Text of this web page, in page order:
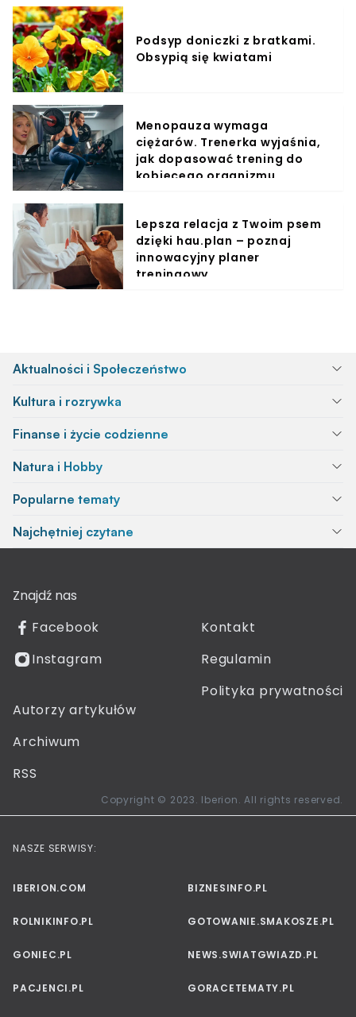
Podsyp doniczki z bratkami.
Obsypią się kwiatami
Menopauza wymaga
ciężarów. Trenerka wyjaśnia,
jak dopasować trening do
kobiecego organizmu
Lepsza relacja z Twoim psem
dzięki hau.plan – poznaj
innowacyjny planer
treningowy
Aktualności i Społeczeństwo
Kultura i rozrywka
Finanse i życie codzienne
Natura i Hobby
Popularne tematy
Najchętniej czytane
Znajdź nas
Facebook
Instagram
Kontakt
Regulamin
Polityka prywatności
Autorzy artykułów
Archiwum
RSS
Copyright © 2023. Iberion. All rights reserved.
NASZE SERWISY:
IBERION.COM BIZNESINFO.PL
ROLNIKINFO.PL GOTOWANIE.SMAKOSZE.PL
GONIEC.PL NEWS.SWIATGWIAZD.PL
PACJENCI.PL GORACETEMATY.PL